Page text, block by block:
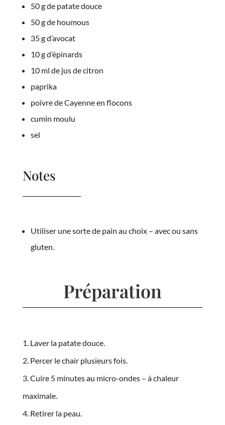
50 g de patate douce
50 g de houmous
35 g d’avocat
10 g d’épinards
10 ml de jus de citron
paprika
poivre de Cayenne en flocons
cumin moulu
sel
Notes
Utiliser une sorte de pain au choix – avec ou sans
gluten.
Préparation
Laver la patate douce.
Percer le chair plusieurs fois.
Cuire 5 minutes au micro-ondes – à chaleur
maximale.
Retirer la peau.